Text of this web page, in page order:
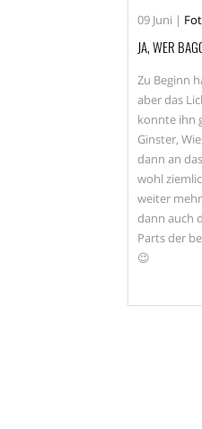
09 Juni |
JA, WER
Zu Beginn
aber das
konnte ihn
Ginster,
dann an
wohl
weiter
dann auch
Parts der
😉